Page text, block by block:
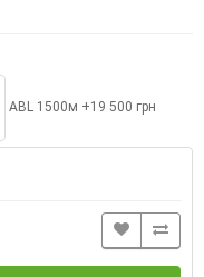
ABL 1500м +19 500 грн